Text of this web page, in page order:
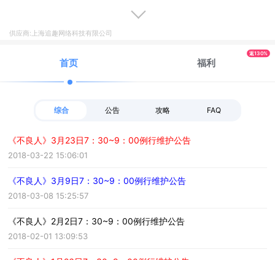
供应商:上海追趣网络科技有限公司
首页 福利
返130%
综合 公告 攻略 FAQ
《不良人》3月23日7：30~9：00例行维护公告
2018-03-22 15:06:01
《不良人》3月9日7：30~9：00例行维护公告
2018-03-08 15:25:57
《不良人》2月2日7：30~9：00例行维护公告
2018-02-01 13:09:53